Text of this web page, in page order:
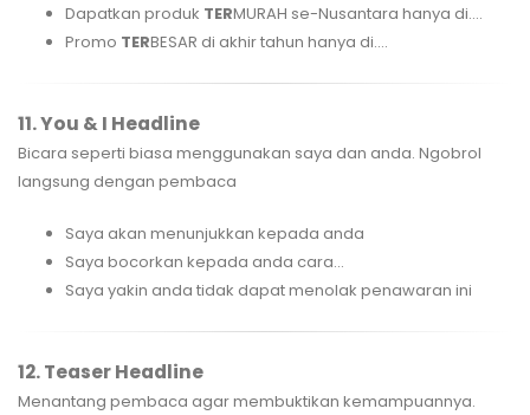
Dapatkan produk TERMURAH se-Nusantara hanya di....
Promo TERBESAR di akhir tahun hanya di....
11. You & I Headline
Bicara seperti biasa menggunakan saya dan anda. Ngobrol
langsung dengan pembaca
Saya akan menunjukkan kepada anda
Saya bocorkan kepada anda cara...
Saya yakin anda tidak dapat menolak penawaran ini
12. Teaser Headline
Menantang pembaca agar membuktikan kemampuannya.